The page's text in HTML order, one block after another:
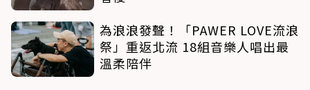
為浪浪發聲！「PAWER LOVE流浪
祭」重返北流 18組音樂人唱出最
溫柔陪伴